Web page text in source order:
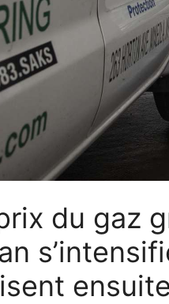
du gaz